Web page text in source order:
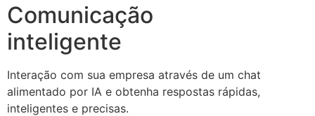
Comunicação
inteligente
Interação com sua empresa através de um chat
alimentado por IA e obtenha respostas rápidas,
inteligentes e precisas.